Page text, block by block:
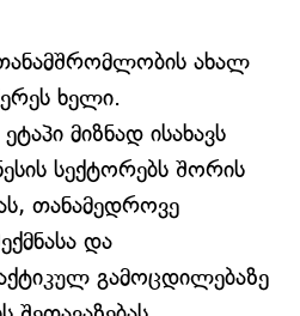
ახალ
ხელი.
მიზნად ისახავს
სექტორებს შორის
თანამედროვე
და
გამოცდილებაზე